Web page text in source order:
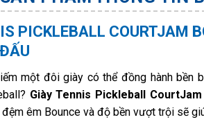
PICKLEBALL COURTJAM
một đôi giày có thể đồng hành
Giày Tennis Pickleball
đệm êm Bounce và độ bền vượt trội sẽ